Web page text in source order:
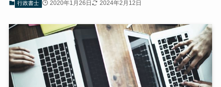
行政書士 2020年1月26日 2024年2月12日